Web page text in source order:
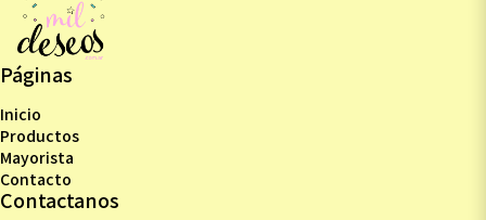
Páginas
Inicio
Productos
Mayorista
Contacto
Contactanos